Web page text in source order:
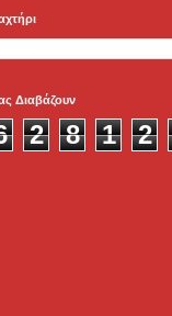
Διαβάζουν
2 8 1 2